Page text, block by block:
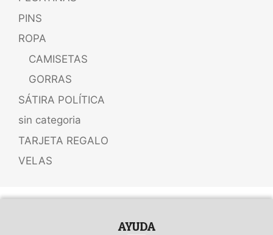
PINS
ROPA
CAMISETAS
GORRAS
SÁTIRA POLÍTICA
sin categoria
TARJETA REGALO
VELAS
AYUDA